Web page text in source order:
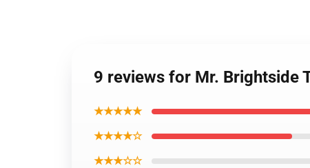
9 reviews for Mr. Brightside
★★★★★
★★★★☆
★★★☆☆